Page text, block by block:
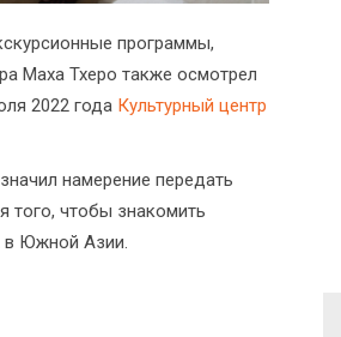
программы,
Маха Тхеро также осмотрел
2022 года Культурный центр
намерение передать
того, чтобы знакомить
в Южной Азии.